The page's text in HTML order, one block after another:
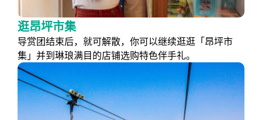
逛昂坪市集
导赏团结束后，就可解散，你可以继续逛逛「昂坪市
集」并到琳琅满目的店铺选购特色伴手礼。